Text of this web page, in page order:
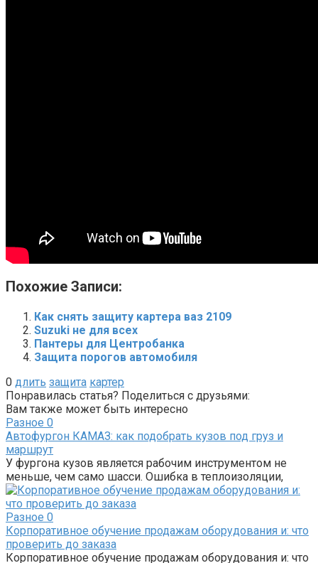
Похожие Записи:
Как снять защиту картера ваз 2109
Suzuki не для всех
Пантеры для Центробанка
Защита порогов автомобиля
0 длить защита картер
Понравилась статья? Поделиться с друзьями:
Вам также может быть интересно
Разное 0
Автофургон КАМАЗ: как подобрать кузов под груз и
маршрут
У фургона кузов является рабочим инструментом не
меньше, чем само шасси. Ошибка в теплоизоляции,
Разное 0
Корпоративное обучение продажам оборудования и: что
проверить до заказа
Корпоративное обучение продажам оборудования и: что